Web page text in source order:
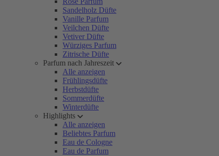
Sandelholz Düfte
Vanille Parfum
Veilchen Düfte
Vetiver Düfte
Würziges Parfum
Zitrische Düfte
Parfum nach Jahreszeit
Alle anzeigen
Frühlingsdüfte
Herbstdüfte
Sommerdüfte
Winterdüfte
Highlights
Alle anzeigen
Beliebtes Parfum
Eau de Cologne
Eau de Parfum